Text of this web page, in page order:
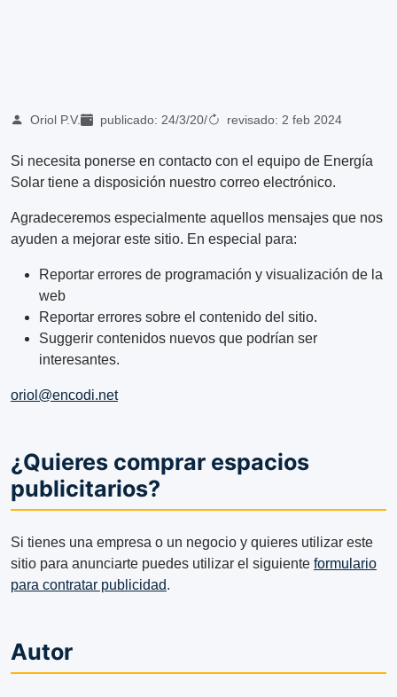
Oriol P.V. publicado: 24/3/20/ revisado: 2 feb 2024
Si necesita ponerse en contacto con el equipo de Energía
Solar tiene a disposición nuestro correo electrónico.
Agradeceremos especialmente aquellos mensajes que nos
ayuden a mejorar este sitio. En especial para:
Reportar errores de programación y visualización de la
web
Reportar errores sobre el contenido del sitio.
Suggerir contenidos nuevos que podrían ser
interesantes.
oriol@encodi.net
¿Quieres comprar espacios
publicitarios?
Si tienes una empresa o un negocio y quieres utilizar este
sitio para anunciarte puedes utilizar el siguiente formulario
para contratar publicidad.
Autor